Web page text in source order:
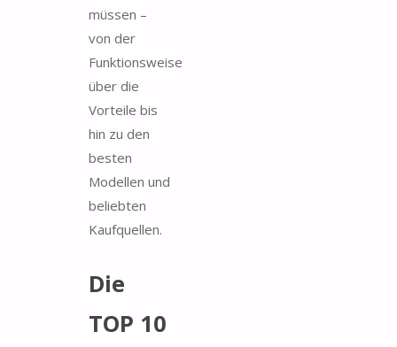
müssen –
von der
Funktionsweise
über die
Vorteile bis
hin zu den
besten
Modellen und
beliebten
Kaufquellen.
Die
TOP 10